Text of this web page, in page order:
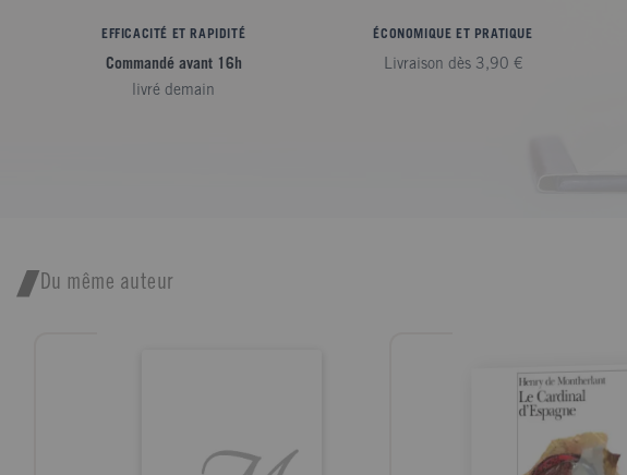
EFFICACITÉ ET RAPIDITÉ
Commandé avant 16h
livré demain
ÉCONOMIQUE ET PRATIQUE
Livraison dès 3,90 €
Du même auteur